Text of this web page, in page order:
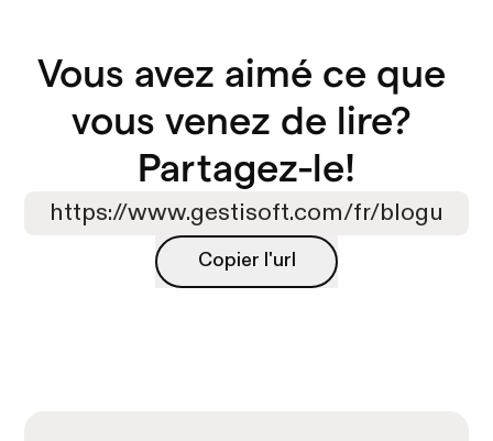
Vous avez aimé ce que
vous venez de lire?
Partagez-le!
Copier l'url